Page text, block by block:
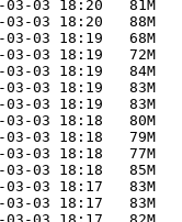
03-03 18:20   81M
03-03 18:20   88M
03-03 18:19   68M
03-03 18:19   72M
03-03 18:19   84M
03-03 18:19   83M
03-03 18:19   83M
03-03 18:18   80M
03-03 18:18   79M
03-03 18:18   77M
03-03 18:18   85M
03-03 18:17   83M
03-03 18:17   83M